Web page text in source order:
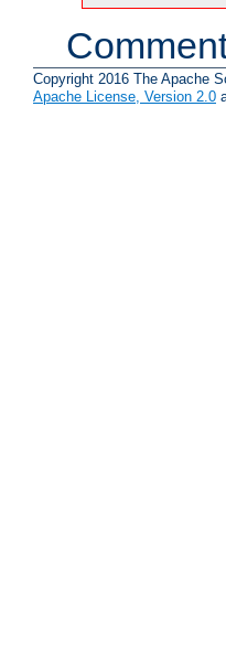
Copyright 2016 The Apache
Apache License, Version 2.0